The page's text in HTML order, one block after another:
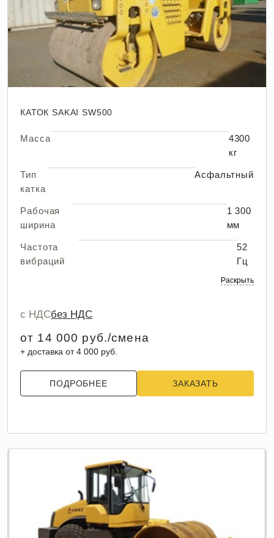
КАТОК SAKAI SW500
Масса
4300
кг
Тип
катка
Асфальтный
Рабочая
ширина
1 300
мм
Частота
вибраций
52
Гц
Раскрыть
с НДСбез НДС
от 14 000 руб./смена
+ доставка от 4 000 руб.
ПОДРОБНЕЕ ЗАКАЗАТЬ